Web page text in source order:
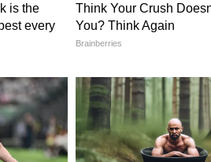
दी। उन्होंने कहा कि BJP
साफ था कि पंजाब से जुड़े नेताओं
करने की कोशिश कर रही है।